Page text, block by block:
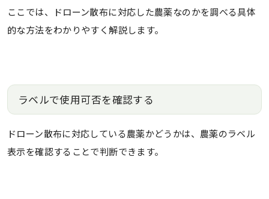
ここでは、ドローン散布に対応した農薬なのかを調べる具体
的な方法をわかりやすく解説します。
ラベルで使用可否を確認する
ドローン散布に対応している農薬かどうかは、農薬のラベル
表示を確認することで判断できます。